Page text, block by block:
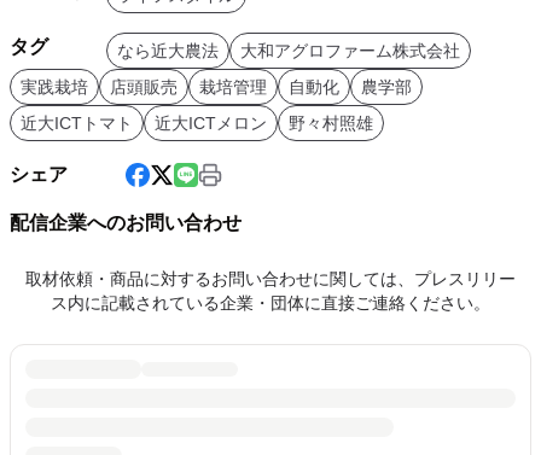
タグ なら近大農法
大和アグロファーム株式会社
実践栽培
店頭販売 栽培管理 自動化
農学部
近大ICTトマト
近大ICTメロン 野々村照雄
シェア
配信企業へのお問い合わせ
取材依頼・商品に対するお問い合わせに関しては、プレスリリー
ス内に記載されている企業・団体に直接ご連絡ください。